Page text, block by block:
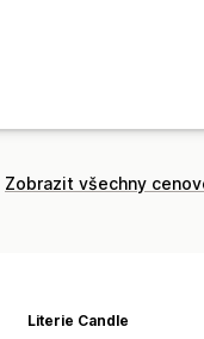
Zobrazit všechny
Literie Candle